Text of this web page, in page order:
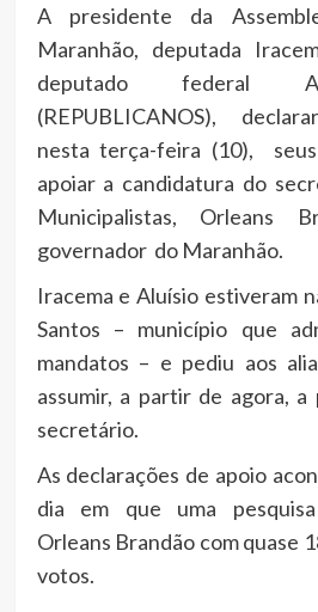
A presidente da
Maranhão, deputada
deputado federal
(REPUBLICANOS),
nesta terça-feira (10), seus
apoiar a candidatura do
Municipalistas, Orleans
governador do Maranhão.
Iracema e Aluísio estiveram
Santos – município que
mandatos – e pediu aos
assumir, a partir de agora,
secretário.
As declarações de apoio
dia em que uma
Orleans Brandão com quase
votos.